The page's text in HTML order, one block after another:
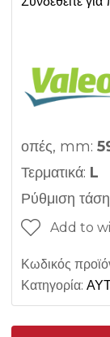
οπές, mm:
Τερματικά: L
Ρύθμιση
Add to
Κωδικός
Κατηγορία: